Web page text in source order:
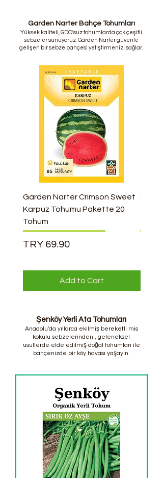
Garden Narter Bahçe Tohumları
Yüksek kaliteli, GDO'suz tohumlarda çok çeşitli
sebzeler sunuyoruz. Garden Narter güvenle
gelişen bir sebze bahçesi yetiştirmenizi sağlar.
Garden Narter Crimson Sweet
Karpuz Tohumu Pakette 20
Tohum
Price
TRY 69.90
Add to Cart
Şenköy Yerli Ata Tohumları
Anadolu'da yıllarca ekilmiş bereketli mis
kokulu sebzelerinden , geleneksel
usullerde elde edilmiş doğal tohumları ile
bahçenizde bir köy havası yaşayın.